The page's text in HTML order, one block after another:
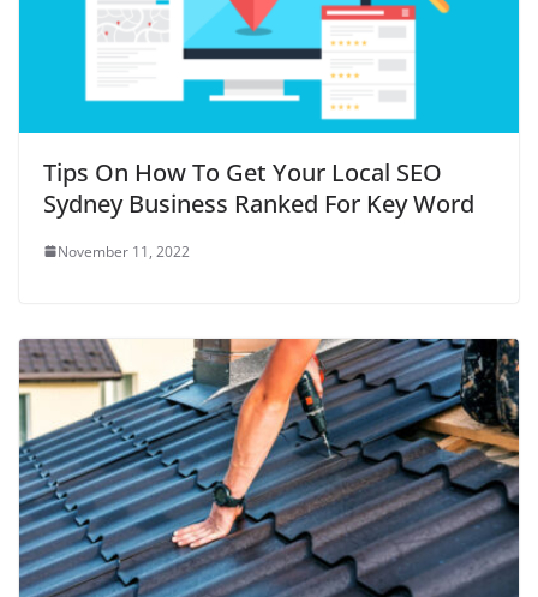
Tips On How To Get Your Local SEO
Sydney Business Ranked For Key Word
November 11, 2022